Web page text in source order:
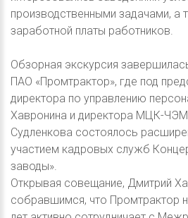
производственными задачами, а
заработной платы работников.
Обзорная экскурсия
ПАО «Промтрактор», где под
директора по управлению
Хавронина и директора МЦК-
Судленкова состоялось
участием кадровых служб
заводы».
Открывая совещание, Дмитрий
собравшимся, что Промтрактор